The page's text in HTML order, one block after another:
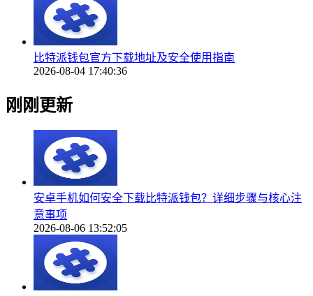
比特派钱包官方下载地址及安全使用指南
2026-08-04 17:40:36
刚刚更新
安卓手机如何安全下载比特派钱包？详细步骤与核心注
意事项
2026-08-06 13:52:05